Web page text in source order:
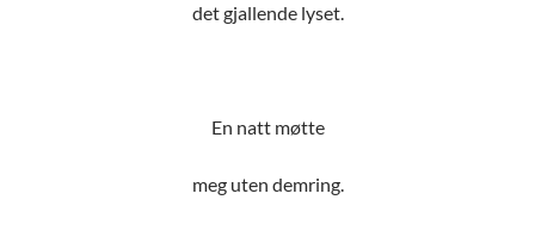
det gjallende lyset.
En natt møtte
meg uten demring.